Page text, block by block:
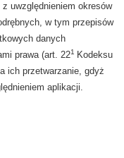
uwzględnieniem okresów
w tym przepisów
danych
prawa (art. 221 Kodeksu
ich przetwarzanie, gdyż
aplikacji.